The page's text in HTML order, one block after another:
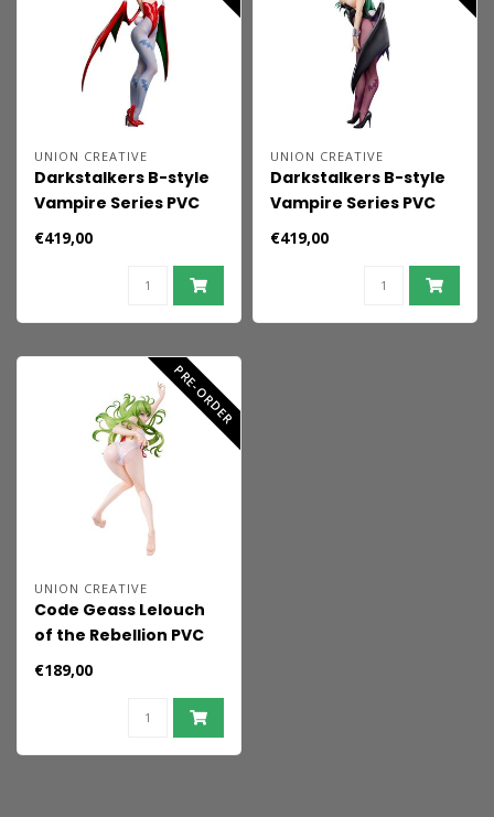
UNION CREATIVE
Darkstalkers B-style
Vampire Series PVC
Figure 1/4 Lilith Bunny
€419,00
UNION CREATIVE
Darkstalkers B-style
Vampire Series PVC
Figure 1/4 Morrigan
€419,00
PRE-ORDER
UNION CREATIVE
Code Geass Lelouch
of the Rebellion PVC
Statue C.C. Swimsuit
€189,00